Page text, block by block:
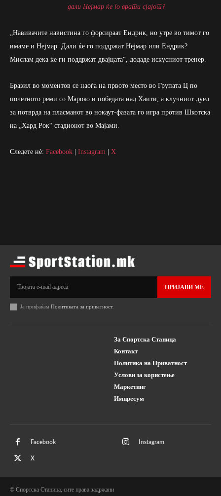
дали Нејмар ќе го врати сјајот?
„Навивачите навистина го форсираат Ендрик, но утре во тимот го
имаме и Нејмар. Дали ќе го поддржат Нејмар или Ендрик?
Мислам дека ќе ги поддржат двајцата“, додаде искусниот тренер.
Бразил во моментов се наоѓа на првото место во Групата Ц по
почетното реми со Мароко и победата над Хаити, а клучниот дуел
за потврда на пласманот во нокаут-фазата го игра против Шкотска
на „Хард Рок“ стадионот во Мајами.
Следете нè: Facebook | Instagram | X
ПРИЈАВИ МЕ
Ја прифаќам Политиката за приватност.
За Спортска Станица
Контакт
Политика на Приватност
Услови за користење
Маркетинг
Импресум
Facebook Instagram
X
© Спортска Станица, сите права задржани